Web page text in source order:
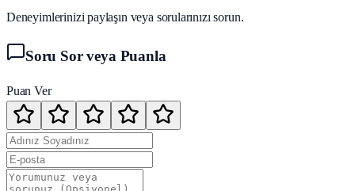
Deneyimlerinizi paylaşın veya sorularınızı sorun.
Soru Sor veya Puanla
Puan Ver